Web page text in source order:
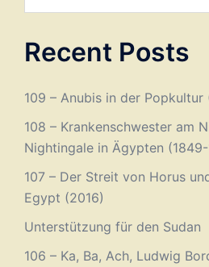
Recent Posts
109 – Anubis in der Popkultur
108 – Krankenschwester am
Nightingale in Ägypten
107 – Der Streit von Horus
Egypt (2016)
Unterstützung für den Sudan
106 – Ka, Ba, Ach, Ludwig